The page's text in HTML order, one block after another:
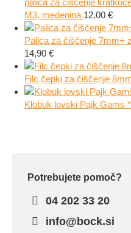
palica za čiščenje
M3, medenina 12,00 €
Palica za čiščenje 7mm+
14,90 €
Filc čepki za čiščenje
Klobuk lovski Pajk Gams
Potrebujete pomoč?
04 202 33 20
info@bock.si